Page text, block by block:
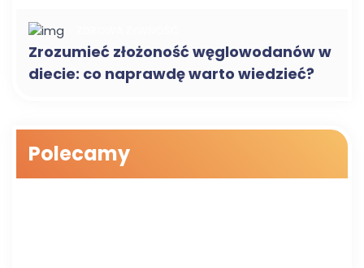
Zrozumieć złożoność węglowodanów w
diecie: co naprawdę warto wiedzieć?
Polecamy